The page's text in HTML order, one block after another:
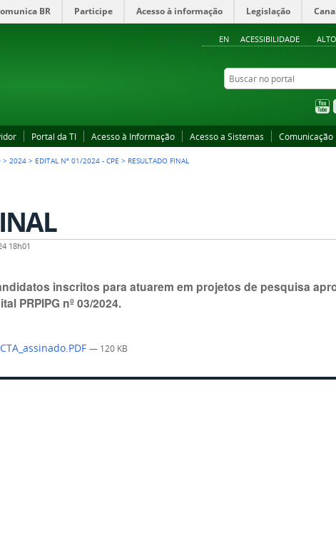
BR Participe Acesso à informação Legislação
EN ACESSIBILIDADE
Buscar no portal
Portal da TI Acesso à Informação Acesso a Sistemas Comunicação
>2024 > EDITAL Nº 01/2024 - CPE > RESULTADO FINAL
18h01
inscritos para atuarem em projetos de pesquisa
PRPIPG nº 03/2024.
— 120 KB